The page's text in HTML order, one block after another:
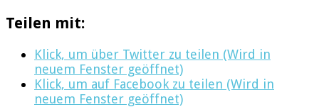
Teilen mit:
Klick, um über Twitter zu teilen (Wird in
neuem Fenster geöffnet)
Klick, um auf Facebook zu teilen (Wird in
neuem Fenster geöffnet)